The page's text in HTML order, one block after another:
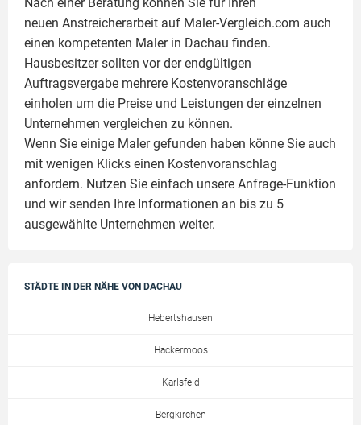
neuen Anstreicherarbeit auf Maler-Vergleich.com auch
einen kompetenten Maler in Dachau finden.
Hausbesitzer sollten vor der endgültigen
Auftragsvergabe mehrere Kostenvoranschläge
einholen um die Preise und Leistungen der einzelnen
Unternehmen vergleichen zu können.
Wenn Sie einige Maler gefunden haben könne Sie auch
mit wenigen Klicks einen Kostenvoranschlag
anfordern. Nutzen Sie einfach unsere Anfrage-Funktion
und wir senden Ihre Informationen an bis zu 5
ausgewählte Unternehmen weiter.
STÄDTE IN DER NÄHE VON DACHAU
Hebertshausen
Hackermoos
Karlsfeld
Bergkirchen